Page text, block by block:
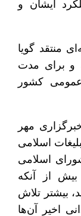
ایشان و
منتقد گویا
و برای مدت
کشور
مهر
اسلامی
اسلامی
از آنکه
بیشتر تلاش
اخیر آن‌ها